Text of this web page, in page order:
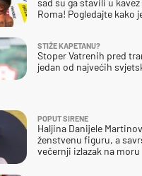
Roma! Pogledajte kako
STIŽE KAPETANU?
Stoper Vatrenih pred
jedan od najvećih
POPUT SIRENE
Haljina Danijele
ženstvenu figuru, a
večernji izlazak na moru